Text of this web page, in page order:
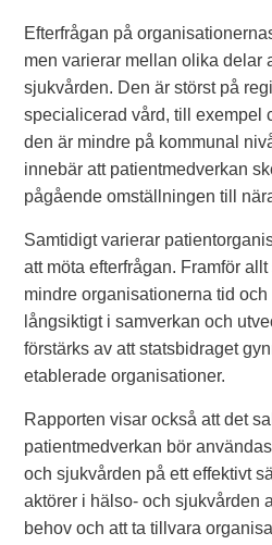
Efterfrågan på
men varierar mellan olika delar
sjukvården. Den är störst på
specialicerad vård, till exempel
den är mindre på kommunal
innebär att patientmedverkan
pågående omställningen till
Samtidigt varierar
att möta efterfrågan. Framför
mindre organisationerna tid och
långsiktigt i samverkan och
förstärks av att statsbidraget
etablerade organisationer.
Rapporten visar också att det
patientmedverkan bör
och sjukvården på ett effektivt
aktörer i hälso- och sjukvården
behov och att ta tillvara